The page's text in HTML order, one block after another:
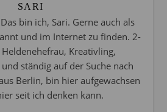
SARI
bin ich, Sari. Gerne auch als
und im Internet zu finden. 2-
Kreativling,
ständig auf der Suche nach
Berlin, bin hier aufgewachsen
seit ich denken kann.